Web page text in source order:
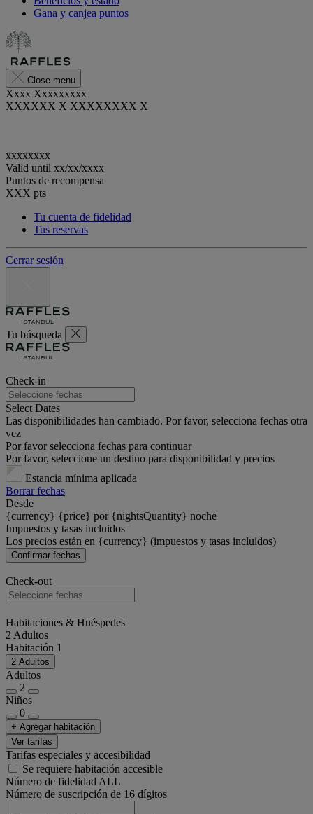
Gana y canjea puntos
Close menu
Xxxx Xxxxxxxxx
XXXXXX X XXXXXXXX X
xxxxxxxx
Valid until xx/xx/xxxx
Puntos de recompensa
XXX pts
Tu cuenta de fidelidad
Tus reservas
Cerrar sesión
Tu búsqueda
Check-in
Select Dates
Las disponibilidades han cambiado. Por favor, selecciona fechas otra
vez
Por favor selecciona fechas para continuar
Por favor, seleccione un destino para disponibilidad y precios
Estancia mínima aplicada
Borrar fechas
Desde
{currency} {price} por {nightsQuantity} noche
Impuestos y tasas incluidos
Los precios están en {currency} (impuestos y tasas incluidos)
Confirmar fechas
Check-out
Habitaciones & Huéspedes
2 Adultos
Habitación 1
2 Adultos
Adultos
2
Niños
0
+ Agregar habitación
Ver tarifas
Tarifas especiales y accesibilidad
Se requiere habitación accesible
Número de fidelidad ALL
Número de suscripción de 16 dígitos